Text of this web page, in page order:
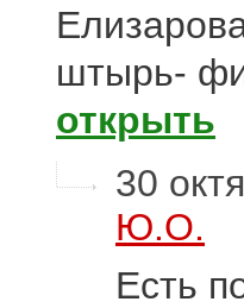
штырь-
открыть
30
Ю.О.
Есть